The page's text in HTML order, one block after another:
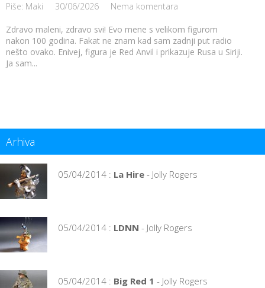
Piše: Maki 30/06/2026 Nema komentara
Zdravo maleni, zdravo svi! Evo mene s velikom figurom
nakon 100 godina. Fakat ne znam kad sam zadnji put radio
nešto ovako. Enivej, figura je Red Anvil i prikazuje Rusa u Siriji.
Ja sam...
Arhiva
05/04/2014 : La Hire - Jolly Rogers
05/04/2014 : LDNN - Jolly Rogers
05/04/2014 : Big Red 1 - Jolly Rogers